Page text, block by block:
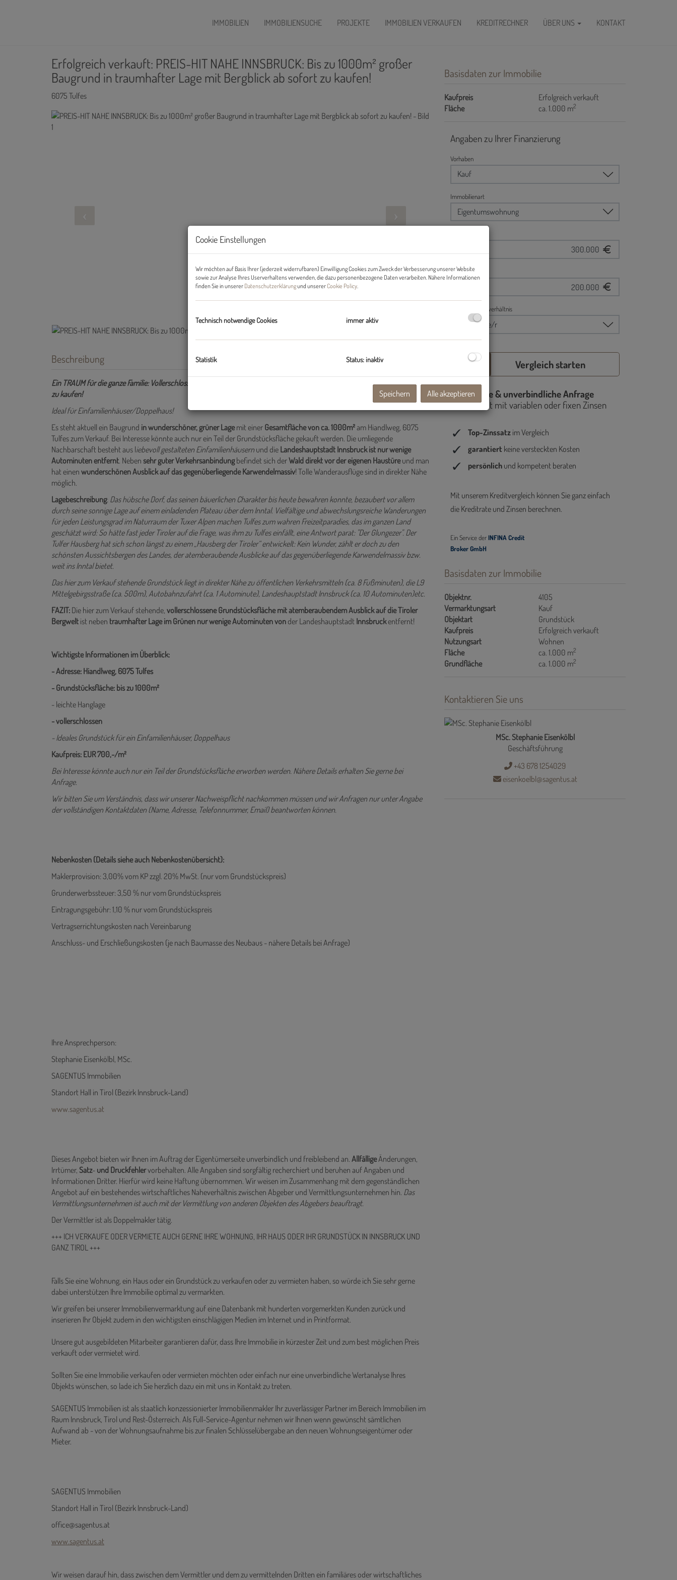
IMMOBILIEN IMMOBILIENSUCHE PROJEKTE IMMOBILIEN VERKAUFEN KREDITRECHNER ÜBER UNS KONTAKT
Erfolgreich verkauft: PREIS-HIT NAHE INNSBRUCK: Bis zu 1000m² großer
Baugrund in traumhafter Lage mit Bergblick ab sofort zu kaufen!
6075 Tulfes
Beschreibung
Ein TRAUM für die ganze Familie: Vollerschlossene Grundstücksfläche nahe Innsbruck mit sensationellem Bergblick ab sofort
zu kaufen!
Ideal für Einfamilienhäuser/Doppelhaus!
Es steht aktuell ein Baugrund in wunderschöner, grüner Lagemit einer Gesamtfläche von ca. 1000m²am Hiandlweg, 6075
Tulfes zum Verkauf. Bei Interesse könnte auch nur ein Teil der Grundstücksfläche gekauft werden. Die umliegende
Nachbarschaft besteht aus liebevoll gestalteten Einfamilienhäusern und die Landeshauptstadt Innsbruck ist nur wenige
Autominuten entfernt. Neben sehr guter Verkehrsanbindungbefindet sich derWald direkt vor der eigenen Haustüreund man
hat einen wunderschönen Ausblick auf das gegenüberliegende Karwendelmassiv! Tolle Wanderausflüge sind in direkter Nähe
möglich.
Lagebeschreibung: Das hübsche Dorf, das seinen bäuerlichen Charakter bis heute bewahren konnte, bezaubert vor allem
durch seine sonnige Lage auf einem einladenden Plateau über dem Inntal. Vielfältige und abwechslungsreiche Wanderungen
für jeden Leistungsgrad im Naturraum der Tuxer Alpen machen Tulfes zum wahren Freizeitparadies, das im ganzen Land
geschätzt wird: So hätte fast jeder Tiroler auf die Frage, was ihm zu Tulfes einfällt, eine Antwort parat: "Der Glungezer". Der
Tulfer Hausberg hat sich schon längst zu einem „Hausberg der Tiroler“ entwickelt: Kein Wunder, zählt er doch zu den
schönsten Aussichtsbergen des Landes, der atemberaubende Ausblicke auf das gegenüberliegende Karwendelmassiv bzw.
weit ins Inntal bietet.
Das hier zum Verkauf stehende Grundstück liegt in direkter Nähe zu öffentlichen Verkehrsmitteln (ca. 8 Fußminuten), die L9
Mittelgebirgsstraße (ca. 500m), Autobahnzufahrt (ca. 1 Autominute), Landeshauptstadt Innsbruck (ca. 10 Autominuten)etc.
FAZIT: Die hier zum Verkauf stehende, vollerschlossene Grundstücksfläche mit atemberaubendem Ausblick auf die Tiroler
Bergwelt ist neben traumhafter Lage im Grünen nur wenige Autominuten vonder Landeshauptstadt Innsbruckentfernt!
Wichtigste Informationen im Überblick:
- Adresse: Hiandlweg, 6075 Tulfes
- Grundstücksfläche: bis zu 1000m²
- leichte Hanglage
- vollerschlossen
- Ideales Grundstück für ein Einfamilienhäuser, Doppelhaus
Kaufpreis: EUR 700,-/m²
Bei Interesse könnte auch nur ein Teil der Grundstücksfläche erworben werden. Nähere Details erhalten Sie gerne bei
Anfrage.
Wir bitten Sie um Verständnis, dass wir unserer Nachweispflicht nachkommen müssen und wir Anfragen nur unter Angabe
der vollständigen Kontaktdaten (Name, Adresse, Telefonnummer, Email) beantworten können.
Nebenkosten (Details siehe auch Nebenkostenübersicht):
Maklerprovision: 3,00% vom KP zzgl. 20% MwSt. (nur vom Grundstückspreis)
Grunderwerbssteuer: 3,50 % nur vom Grundstückspreis
Eintragungsgebühr: 1,10 % nur vom Grundstückspreis
Vertragserrichtungskosten nach Vereinbarung
Anschluss- und Erschließungskosten (je nach Baumasse des Neubaus - nähere Details bei Anfrage)
Ihre Ansprechperson:
Stephanie Eisenkölbl, MSc.
SAGENTUS Immobilien
Standort Hall in Tirol (Bezirk Innsbruck-Land)
www.sagentus.at
Dieses Angebot bieten wir Ihnen im Auftrag der Eigentümerseite unverbindlich und freibleibend an. AllfälligeÄnderungen,
Irrtümer, Satz- und Druckfehlervorbehalten. Alle Angaben sind sorgfältig recherchiert und beruhen auf Angaben und
Informationen Dritter. Hierfür wird keine Haftung übernommen. Wir weisen im Zusammenhang mit dem gegenständlichen
Angebot auf ein bestehendes wirtschaftliches Naheverhältnis zwischen Abgeber und Vermittlungsunternehmen hin. Das
Vermittlungsunternehmen ist auch mit der Vermittlung von anderen Objekten des Abgebers beauftragt.
Der Vermittler ist als Doppelmakler tätig.
+++ ICH VERKAUFE ODER VERMIETE AUCH GERNE IHRE WOHNUNG, IHR HAUS ODER IHR GRUNDSTÜCK IN INNSBRUCK UND
GANZ TIROL +++
Falls Sie eine Wohnung, ein Haus oder ein Grundstück zu verkaufen oder zu vermieten haben, so würde ich Sie sehr gerne
dabei unterstützen Ihre Immobilie optimal zu vermarkten.
Wir greifen bei unserer Immobilienvermarktung auf eine Datenbank mit hunderten vorgemerkten Kunden zurück und
inserieren Ihr Objekt zudem in den wichtigsten einschlägigen Medien im Internet und in Printformat.
Unsere gut ausgebildeten Mitarbeiter garantieren dafür, dass Ihre Immobilie in kürzester Zeit und zum best möglichen Preis
verkauft oder vermietet wird.
Sollten Sie eine Immobilie verkaufen oder vermieten möchten oder einfach nur eine unverbindliche Wertanalyse Ihres
Objekts wünschen, so lade ich Sie herzlich dazu ein mit uns in Kontakt zu treten.
SAGENTUS Immobilien ist als staatlich konzessionierter Immobilienmakler Ihr zuverlässiger Partner im Bereich Immobilien im
Raum Innsbruck, Tirol und Rest-Österreich. Als Full-Service-Agentur nehmen wir Ihnen wenn gewünscht sämtlichen
Aufwand ab - von der Wohnungsaufnahme bis zur finalen Schlüsselübergabe an den neuen Wohnungseigentümer oder
Mieter.
SAGENTUS Immobilien
Standort Hall in Tirol (Bezirk Innsbruck-Land)
office@sagentus.at
www.sagentus.at
Wir weisen darauf hin, dass zwischen dem Vermittler und dem zu vermittelnden Dritten ein familiäres oder wirtschaftliches
Basisdaten zur Immobilie
Kaufpreis
Erfolgreich verkauft
Fläche
ca. 1.000 m2
Basisdaten zur Immobilie
Objektnr.
4105
Vermarktungsart
Kauf
Objektart
Grundstück
Kaufpreis
Erfolgreich verkauft
Nutzungsart
Wohnen
Fläche
ca. 1.000 m2
Grundfläche ca. 1.000 m2
Kontaktieren Sie uns
MSc. Stephanie Eisenkölbl
Geschäftsführung
+43 678 1254029
eisenkoelbl@sagentus.at
Cookie Einstellungen
Wir möchten auf Basis Ihrer (jederzeit widerrufbaren) Einwilligung Cookies zum Zweck der Verbesserung unserer Website
sowie zur Analyse Ihres Userverhaltens verwenden, die dazu personenbezogene Daten verarbeiten. Nähere Informationen
finden Sie in unserer Datenschutzerklärungund unsererCookie Policy
Technisch notwendige Cookies immer aktiv
Statistik Status: inaktiv
Speichern Alle akzeptieren